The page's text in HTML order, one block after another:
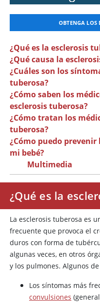
OBTENGA LOS
¿Qué es la esclerosis
¿Qué causa la
¿Cuáles son los
tuberosa?
¿Cómo saben los
esclerosis tuberosa?
¿Cómo tratan los
tuberosa?
¿Cómo puedo
mi bebé?
Multimedia
¿Qué es la
La esclerosis tuberosa es
frecuente que provoca el
duros con forma de
algunas veces, en otros
y los pulmones. Algunos
Los síntomas más
convulsiones